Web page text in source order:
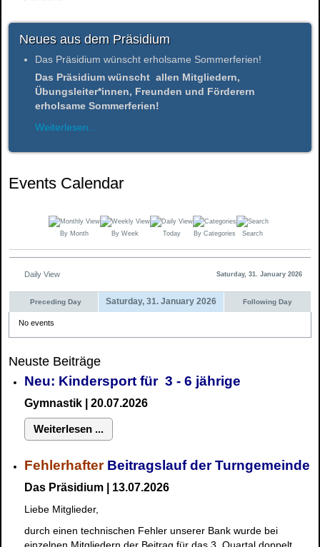
Neues aus dem Präsidium
Das Präsidium wünscht erholsame Sommerferien!
Das Präsidium wünscht allen Mitgliedern,
Übungsleiter*innen, Freunden und Förderern
erholsame Sommerferien!
Weiterlesen...
Events Calendar
By Month By Week Today By Categories Search
Daily View Saturday, 31. January 2026
Preceding Day Saturday, 31. January 2026 Following Day
No events
Neuste Beiträge
Neu: Kindersport für 3 - 6 jährige
Gymnastik | 20.07.2026
Weiterlesen ...
FehlerhafterBeitragslauf der Turngemeinde
Das Präsidium | 13.07.2026
Liebe Mitglieder,
durch einen technischen Fehler unserer Bank wurde bei
einzelnen Mitgliedern der Beitrag für das 3. Quartal doppelt